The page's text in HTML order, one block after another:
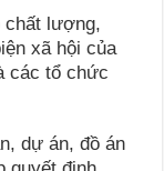
chất lượng,
xã hội của
các tổ chức
dự án, đồ án